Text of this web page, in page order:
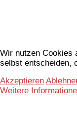
Wir nutzen Cookies
selbst entscheiden,
Akzeptieren
Weitere